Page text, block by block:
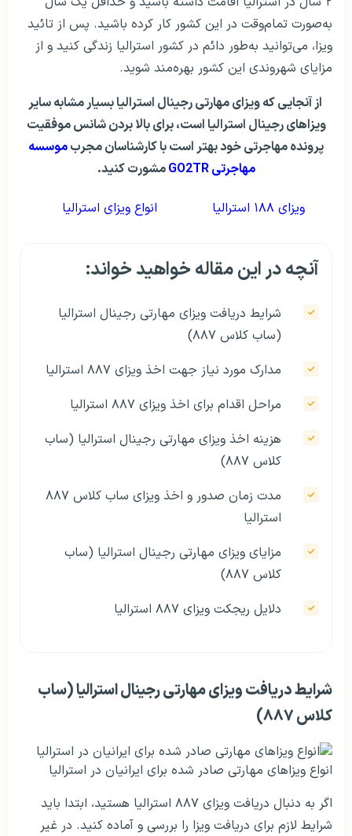
به‌صورت تمام‌وقت در این کشور کار کرده باشید. پس از تائید
ویزا، می‌توانید به‌طور دائم در کشور استرالیا زندگی کنید و از
مزایای شهروندی این کشور بهره‌مند شوید.
از آنجایی که ویزای مهارتی رجینال استرالیا بسیار مشابه سایر
ویزاهای رجینال استرالیا است، برای بالا بردن شانس موفقیت
پرونده مهاجرتی خود بهتر است با کارشناسان مجربموسسه
مهاجرتی GO2TR
مشورت کنید.
ویزای ۱۸۸ استرالیا انواع ویزای استرالیا
آنچه در این مقاله خواهید خواند:
شرایط دریافت ویزای مهارتی رجینال استرالیا
(ساب‌ کلاس ۸۸۷)
مدارک مورد نیاز جهت اخذ ویزای ۸۸۷ استرالیا
مراحل اقدام برای اخذ ویزای ۸۸۷ استرالیا
هزینه اخذ ویزای مهارتی رجینال استرالیا (ساب‌
کلاس ۸۸۷)
مدت‌ زمان صدور و اخذ ویزای ساب‌ کلاس ۸۸۷
استرالیا
مزایای ویزای مهارتی رجینال استرالیا (ساب‌
کلاس ۸۸۷)
دلایل ریجکت ویزای ۸۸۷ استرالیا
شرایط دریافت ویزای مهارتی رجینال استرالیا (ساب‌
کلاس ۸۸۷)
انواع ویزاهای مهارتی صادر شده برای ایرانیان در استرالیا
اگر به دنبال دریافت ویزای ۸۸۷ استرالیا هستید، ابتدا باید
شرایط لازم برای دریافت ویزا را بررسی و آماده کنید. در غیر